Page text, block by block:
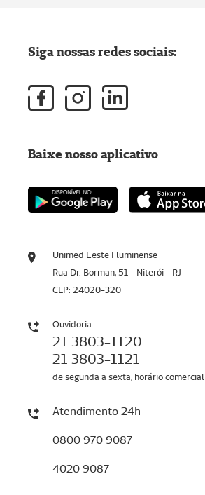
Unimed Leste Fluminense
Rua Dr. Borman, 51 - Niterói - RJ
CEP: 24020-320
Ouvidoria
21 3803-1120
21 3803-1121
de segunda a sexta, horário comercial
Atendimento 24h
0800 970 9087
4020 9087
Siga nossas redes sociais:
Baixe nosso aplicativo